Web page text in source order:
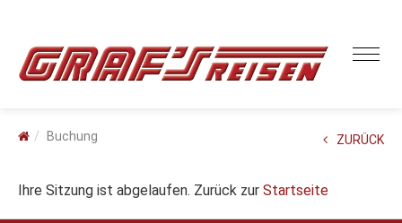
Buchung ZURÜCK
Ihre Sitzung ist abgelaufen. Zurück zur Startseite